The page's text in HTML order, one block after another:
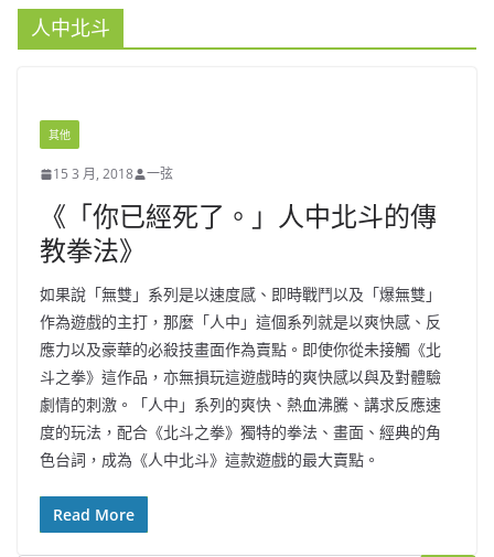
人中北斗
其他
15 3 月, 2018 一弦
《「你已經死了。」人中北斗的傳
教拳法》
如果說「無雙」系列是以速度感、即時戰鬥以及「爆無雙」
作為遊戲的主打，那麼「人中」這個系列就是以爽快感、反
應力以及豪華的必殺技畫面作為賣點。即使你從未接觸《北
斗之拳》這作品，亦無損玩這遊戲時的爽快感以與及對體驗
劇情的刺激。「人中」系列的爽快、熱血沸騰、講求反應速
度的玩法，配合《北斗之拳》獨特的拳法、畫面、經典的角
色台詞，成為《人中北斗》這款遊戲的最大賣點。
Read More